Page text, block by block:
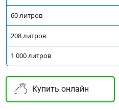
60 литров
208 литров
1 000 литров
Купить онлайн